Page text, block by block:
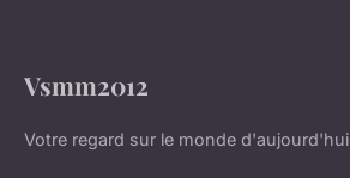
Vsmm2012
Votre regard sur le monde d'aujourd'hui